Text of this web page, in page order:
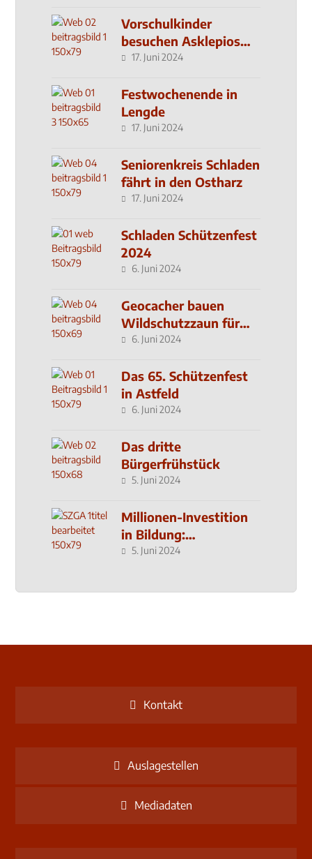
Vorschulkinder
besuchen Asklepios
Klinik
17. Juni 2024
Festwochenende in
Lengde
17. Juni 2024
Seniorenkreis Schladen
fährt in den Ostharz
17. Juni 2024
Schladen Schützenfest
2024
6. Juni 2024
Geocacher bauen
Wildschutzzaun für
den MachMit! Wald
6. Juni 2024
Das 65. Schützenfest
in Astfeld
6. Juni 2024
Das dritte
Bürgerfrühstück
5. Juni 2024
Millionen-Investition
in Bildung:
Schulzentrum-Neubau
5. Juni 2024
Kontakt
Auslagestellen
Mediadaten